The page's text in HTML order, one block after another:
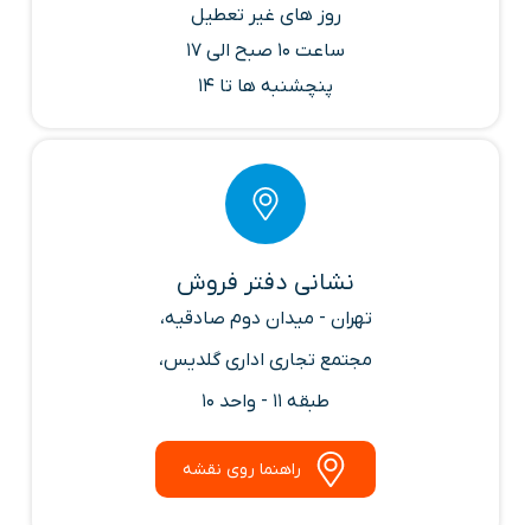
روز های غیر تعطیل
ساعت 10 صبح الی 17
پنچشنبه ها تا 14
نشانی دفتر فروش
تهران - میدان دوم صادقیه،
مجتمع تجاری اداری گلدیس،
طبقه 11 - واحد 10
راهنما روی نقشه